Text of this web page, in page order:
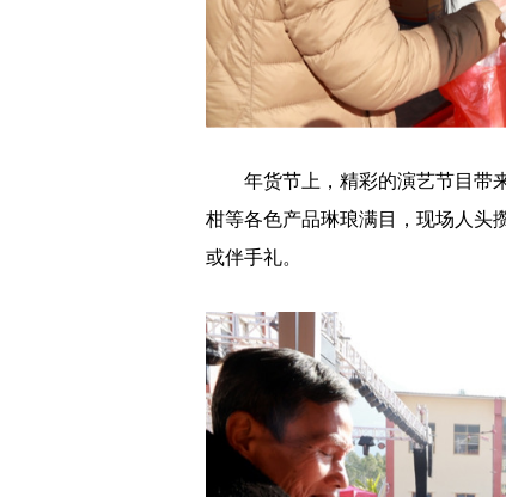
年货节上，精彩的演艺节目带来
柑等各色产品琳琅满目，现场人头
或伴手礼。